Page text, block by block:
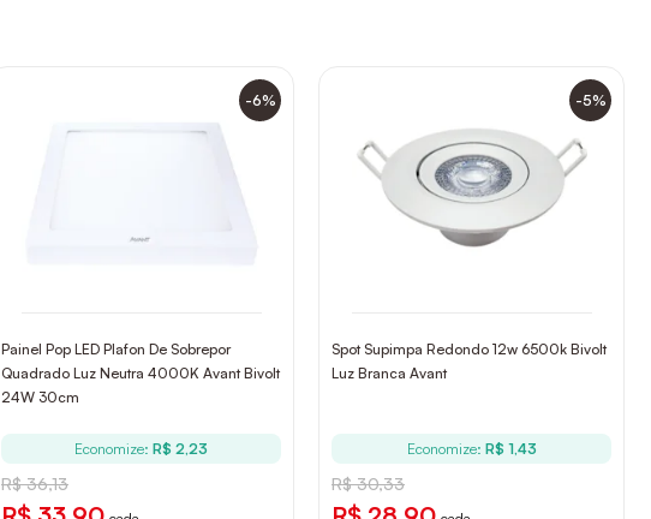
-6%
Painel Pop LED Plafon De Sobrepor
Quadrado Luz Neutra 4000K Avant Bivolt
24W 30cm
Economize: R$ 2,23
R$ 36,13
-5%
Spot Supimpa Redondo 12w 6500k Bivolt
Luz Branca Avant
Economize: R$ 1,43
R$ 30,33